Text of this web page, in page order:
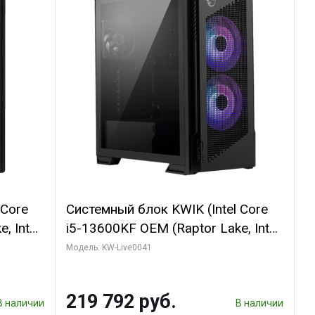
Intel
наличии
Системный блок KWIK (Intel Core
i5-13600KF OEM (Raptor Lake, Intel
7, C14 8EC/6PC/ 16 ГБ ОЗУ (2
256bit 3xDP HD/ 512 ГБ SSD)
Модель: KW-Live0041
219 792 руб. В наличии